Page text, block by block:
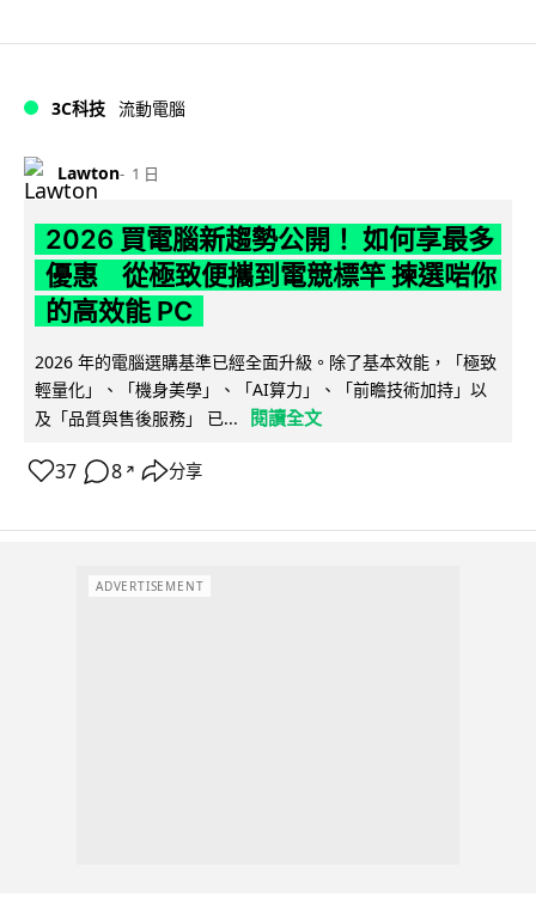
3C科技 流動電腦
Lawton 1 日
2026 買電腦新趨勢公開！ 如何享最多
優惠 從極致便攜到電競標竿 揀選啱你
的高效能 PC
2026 年的電腦選購基準已經全面升級。除了基本效能，「極致
輕量化」、「機身美學」、「AI算力」、「前瞻技術加持」以
及「品質與售後服務」 已...
閱讀全文
37 8 ↗ 分享
ADVERTISEMENT